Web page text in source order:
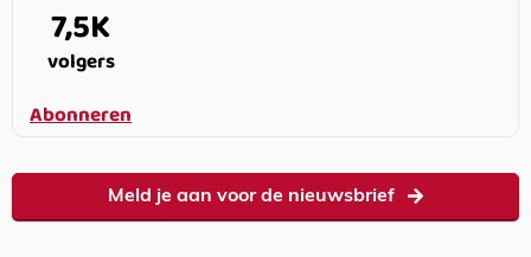
7,5K
volgers
Abonneren
Meld je aan voor de nieuwsbrief